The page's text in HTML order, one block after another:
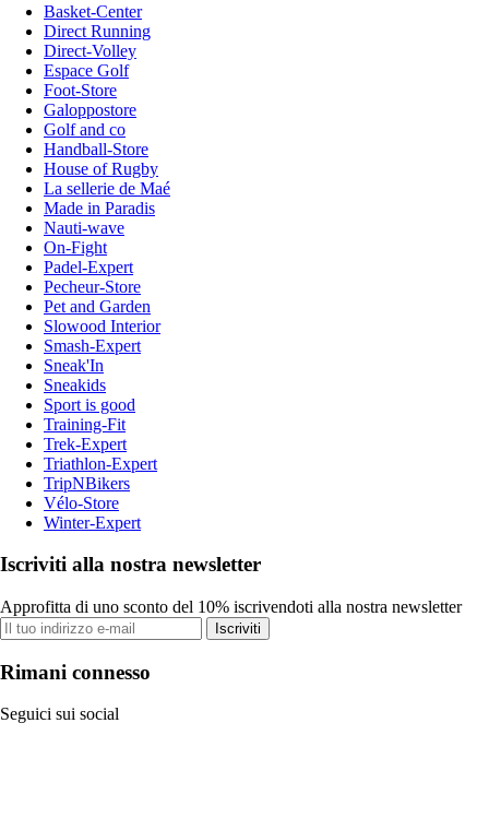
Basket-Center
Direct Running
Direct-Volley
Espace Golf
Foot-Store
Galoppostore
Golf and co
Handball-Store
House of Rugby
La sellerie de Maé
Made in Paradis
Nauti-wave
On-Fight
Padel-Expert
Pecheur-Store
Pet and Garden
Slowood Interior
Smash-Expert
Sneak'In
Sneakids
Sport is good
Training-Fit
Trek-Expert
Triathlon-Expert
TripNBikers
Vélo-Store
Winter-Expert
Iscriviti alla nostra newsletter
Approfitta di uno sconto del 10% iscrivendoti alla nostra newsletter
Iscriviti
Rimani connesso
Seguici sui social